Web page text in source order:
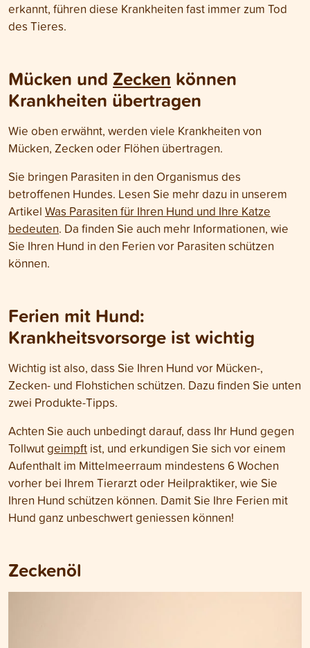
erkannt, führen diese Krankheiten fast immer zum Tod
des Tieres.
Mücken und Zecken können
Krankheiten übertragen
Wie oben erwähnt, werden viele Krankheiten von
Mücken, Zecken oder Flöhen übertragen.
Sie bringen Parasiten in den Organismus des
betroffenen Hundes. Lesen Sie mehr dazu in unserem
Artikel Was Parasiten für Ihren Hund und Ihre Katze
bedeuten. Da finden Sie auch mehr Informationen, wie
Sie Ihren Hund in den Ferien vor Parasiten schützen
können.
Ferien mit Hund:
Krankheitsvorsorge ist wichtig
Wichtig ist also, dass Sie Ihren Hund vor Mücken-,
Zecken- und Flohstichen schützen. Dazu finden Sie unten
zwei Produkte-Tipps.
Achten Sie auch unbedingt darauf, dass Ihr Hund gegen
Tollwutgeimpft ist, und erkundigen Sie sich vor einem
Aufenthalt im Mittelmeerraum mindestens 6 Wochen
vorher bei Ihrem Tierarzt oder Heilpraktiker, wie Sie
Ihren Hund schützen können. Damit Sie Ihre Ferien mit
Hund ganz unbeschwert geniessen können!
Zeckenöl